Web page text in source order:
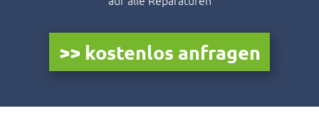
>> kostenlos anfragen